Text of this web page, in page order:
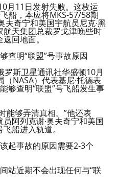
月11日发射失败。这枚运
船，本应将MKS-57/58期
夫奇宁和美国宇航员尼克∙黑
天集团总裁罗戈津晚些时
回地面。
查明“联盟”号事故原因
罗斯卫星通讯社华盛顿10月
NASA）代表基尼·托德表
够查明“联盟”号飞船发生事
能够弄清真相。”他还表
阿列克谢∙奥夫奇宁和美国
船进入轨道。
起事故的原因需要2-3个
站近期不会出现任何与“联